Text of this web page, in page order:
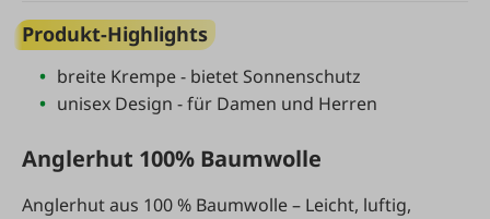
Produkt-Highlights
breite Krempe - bietet Sonnenschutz
unisex Design - für Damen und Herren
Anglerhut 100% Baumwolle
Anglerhut aus 100 % Baumwolle – Leicht, luftig,